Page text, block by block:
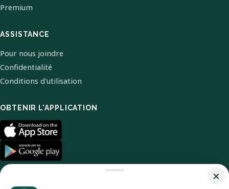
Premium
ASSISTANCE
Pour nous joindre
Confidentialité
Conditions d'utilisation
OBTENIR L'APPLICATION
×